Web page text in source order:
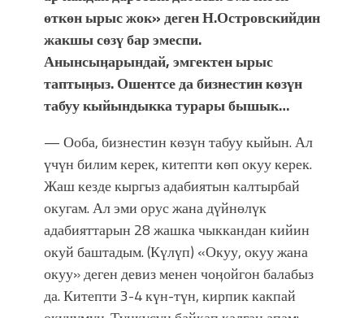
өткөн ырыс жок» деген Н.Островскийдин
жакшы сөзү бар эмеспи.
Анынсыӊарындай, эмгектен ырыс
таптыӊыз. Ошентсе да бизнестин көзүн
табуу кыйындыкка турары бышык…
— Ооба, бизнестин көзүн табуу кыйын. Ал
үчүн билим керек, китепти көп окуу керек.
Жаш кезде кыргыз адабиятын калтырбай
окугам. Ал эми орус жана дүйнөлүк
адабияттарын 28 жашка чыккандан кийин
окуй баштадым. (Күлүп) «Окуу, окуу жана
окуу» деген девиз менен чоӊойгон балабыз
да. Китепти 3-4 күн-түн, кирпик какпай